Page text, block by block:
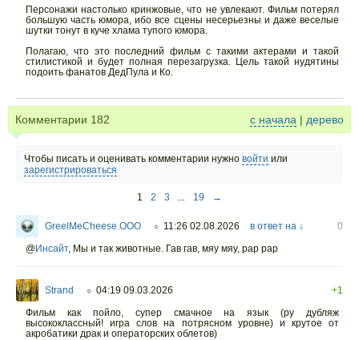
Персонажи настолько кринжовые, что не увлекают. Фильм потерял
большую часть юмора, ибо все сцены несерьезны и даже веселые
шутки тонут в куче хлама тупого юмора.
Полагаю, что это последний фильм с такими актерами и такой
стилистикой и будет полная перезагрузка. Цель такой нудятины
подоить фанатов ДедПула и Ко.
Комментарии 182 с начала | дерево
Чтобы писать и оценивать комментарии нужно войти или
зарегистрироваться
1 2 3 ... 19 →
GreelMeCheese.OOO ○ 11:26 02.08.2026 в ответ на ↓
0
@Инсайт, Мы и так животные. Гав гав, мяу мяу, рар рар
Strand ○ 04:19 09.03.2026
+1
Фильм как пойло, супер смачное на язык (ру дубляж
высококлассный! игра слов на потрясном уровне) и крутое от
акробатики драк и операторских облетов)